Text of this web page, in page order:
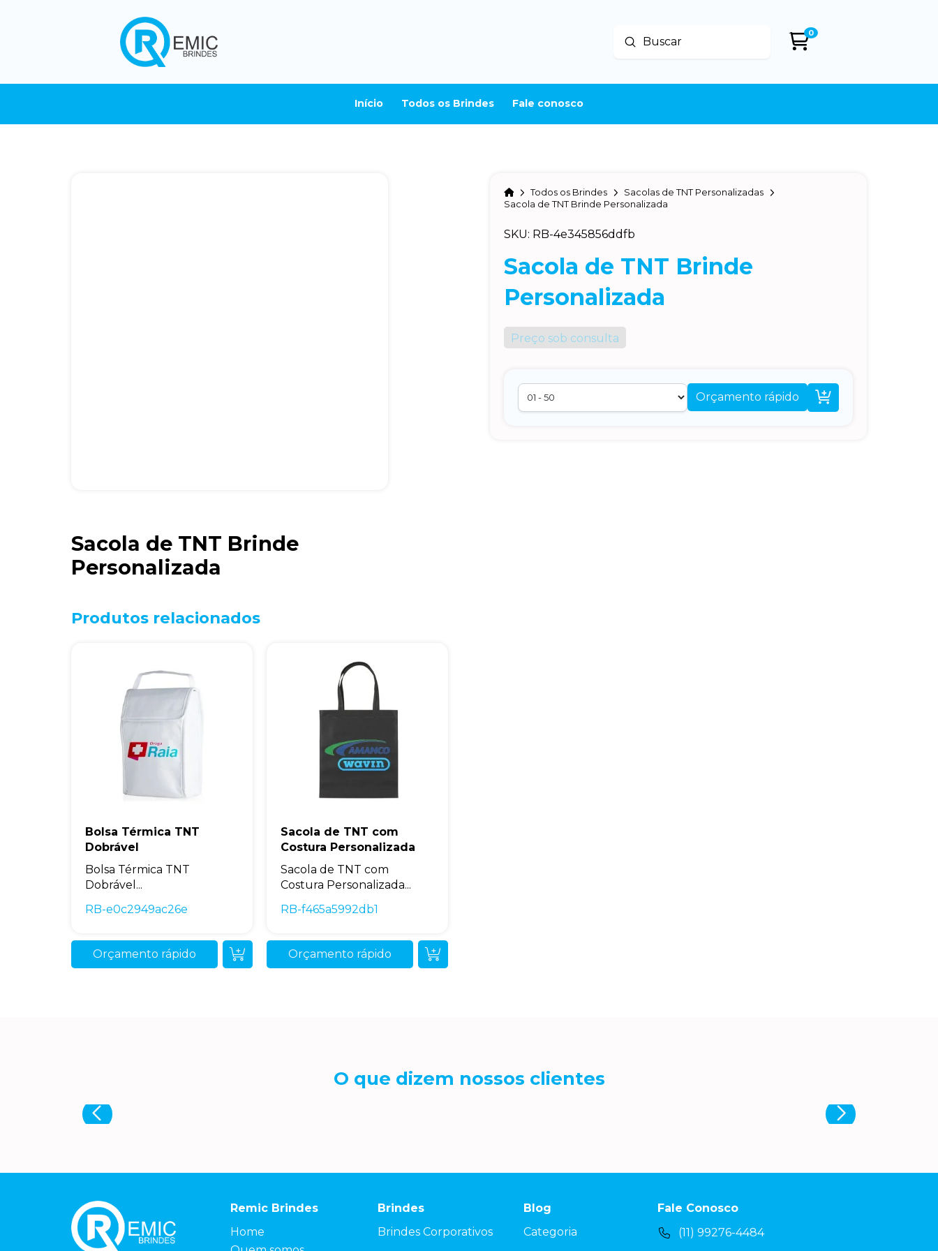
Buscar
Enviar
0
Início Todos os Brindes Fale conosco
HomeTodos os Brindes
Sacolas de TNT Personalizadas
Sacola de TNT Brinde Personalizada
SKU: RB-4e345856ddfb
Sacola de TNT Brinde
Personalizada
Preço sob consulta
Orçamento rápido 
Sacola de TNT Brinde
Personalizada
Produtos relacionados
Bolsa Térmica TNT
Dobrável
Bolsa Térmica TNT
Dobrável...
RB-e0c2949ac26e
Orçamento rápido
Sacola de TNT com
Costura Personalizada
Sacola de TNT com
Costura Personalizada...
RB-f465a5992db1
Orçamento rápido
O que dizem nossos clientes
Remic Brindes
Home
Brindes
Brindes Corporativos
Blog
Categoria
Fale Conosco
(11) 99276-4484